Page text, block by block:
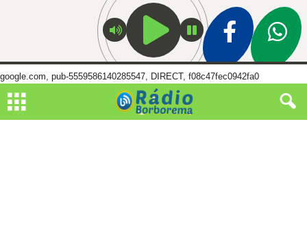
google.com, pub-5559586140285547, DIRECT, f08c47fec0942fa0